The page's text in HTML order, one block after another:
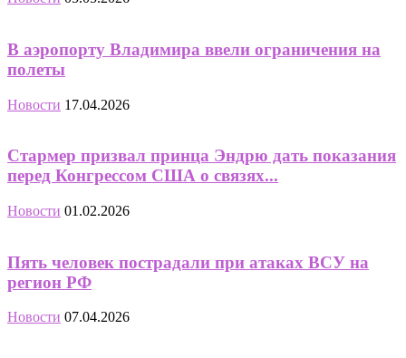
В аэропорту Владимира ввели ограничения на
полеты
Новости 17.04.2026
Стармер призвал принца Эндрю дать показания
перед Конгрессом США о связях...
Новости 01.02.2026
Пять человек пострадали при атаках ВСУ на
регион РФ
Новости 07.04.2026